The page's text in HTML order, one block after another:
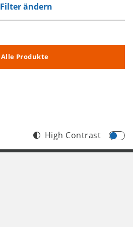
Filter ändern
Alle Produkte
High Contrast